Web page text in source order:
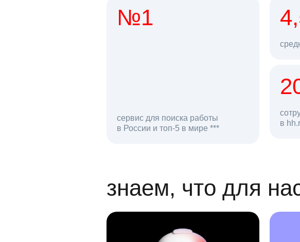
№1
сервис для поиска работы
в России и топ-5 в мире ***
откликов на вакансии
в
знаем, что для